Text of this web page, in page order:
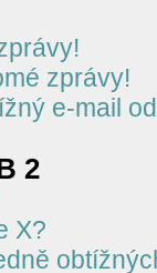
zprávy!
e-mail
2
X?